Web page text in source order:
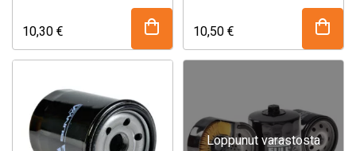
valikoiman öljyn- ja
ilmansuodattimia
skoottereihin, mönkijöihin
ja veneisiin. Ne tarjoavat
…
10,30€
valikoiman öljyn- ja
ilmansuodattimia
ja veneisiin. Ne tarjoavat
…
10,50€
Loppunut varastosta